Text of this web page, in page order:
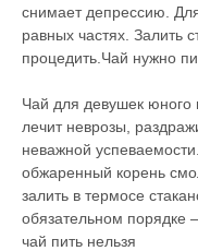
снимает депрессию.
равных частях. Залить
процедить.Чай нужно
Чай для девушек юного
лечит неврозы,
неважной
обжаренный корень
залить в термосе
обязательном порядке
чай пить нельзя